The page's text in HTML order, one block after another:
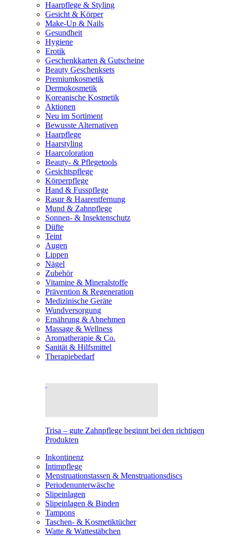
Haarpflege & Styling
Gesicht & Körper
Make-Up & Nails
Gesundheit
Hygiene
Erotik
Geschenkkarten & Gutscheine
Beauty Geschenksets
Premiumkosmetik
Dermokosmetik
Koreanische Kosmetik
Aktionen
Neu im Sortiment
Bewusste Alternativen
Haarpflege
Haarstyling
Haarcoloration
Beauty- & Pflegetools
Gesichtspflege
Körperpflege
Hand & Fusspflege
Rasur & Haarentfernung
Mund & Zahnpflege
Sonnen- & Insektenschutz
Düfte
Teint
Augen
Lippen
Nägel
Zubehör
Vitamine & Mineralstoffe
Prävention & Regeneration
Medizinische Geräte
Wundversorgung
Ernährung & Abnehmen
Massage & Wellness
Aromatherapie & Co.
Sanität & Hilfsmittel
Therapiebedarf
Trisa – gute Zahnpflege beginnt bei den richtigen
Produkten
Inkontinenz
Intimpflege
Menstruationstassen & Menstruationsdiscs
Periodenunterwäsche
Slipeinlagen
Slipeinlagen & Binden
Tampons
Taschen- & Kosmetiktücher
Watte & Wattestäbchen